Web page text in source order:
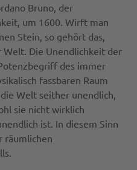
Bruno, der
um 1600. Wirft man
Stein, so gehört das,
Die Unendlichkeit der
des immer
fassbaren Raum
Welt seither unendlich,
sie nicht wirklich
ist. In diesem Sinn
räumlichen